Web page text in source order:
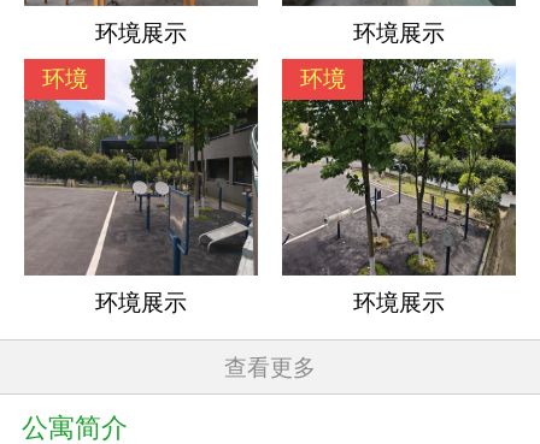
环境展示 环境展示
环境展示
环境
环境展示
环境
查看更多
公寓简介